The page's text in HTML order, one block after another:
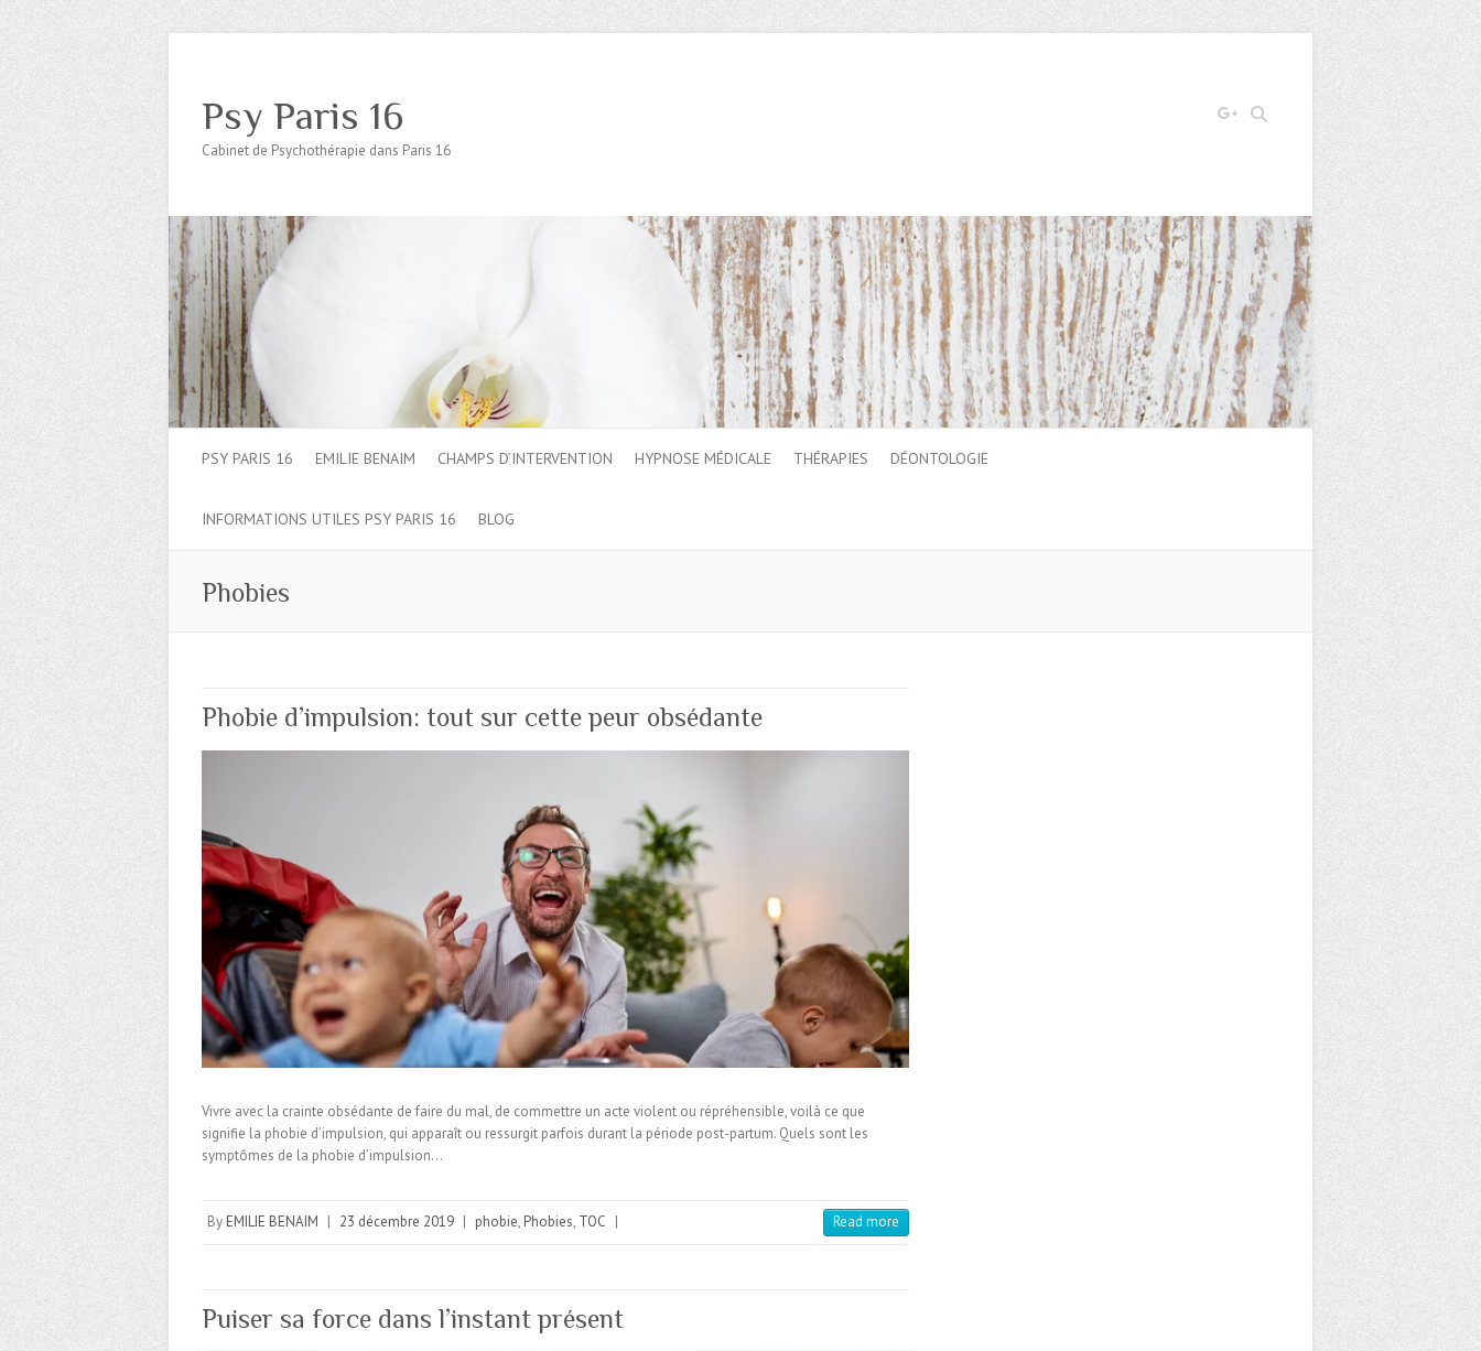
Search
Psy Paris 16
Cabinet de Psychothérapie dans Paris 16
PSY PARIS 16 EMILIE BENAIM CHAMPS D’INTERVENTION HYPNOSE MÉDICALE THÉRAPIES DÉONTOLOGIE
INFORMATIONS UTILES PSY PARIS 16 BLOG
Phobies
Phobie d’impulsion: tout sur cette peur obsédante
Vivre avec la crainte obsédante de faire du mal, de commettre un acte violent ou répréhensible, voilà ce que
signifie la phobie d’impulsion, qui apparaît ou ressurgit parfois durant la période post-partum. Quels sont les
symptômes de la phobie d’impulsion…
By EMILIE BENAIM | 23 décembre 2019 | phobie, Phobies, TOC | Read more
Puiser sa force dans l’instant présent